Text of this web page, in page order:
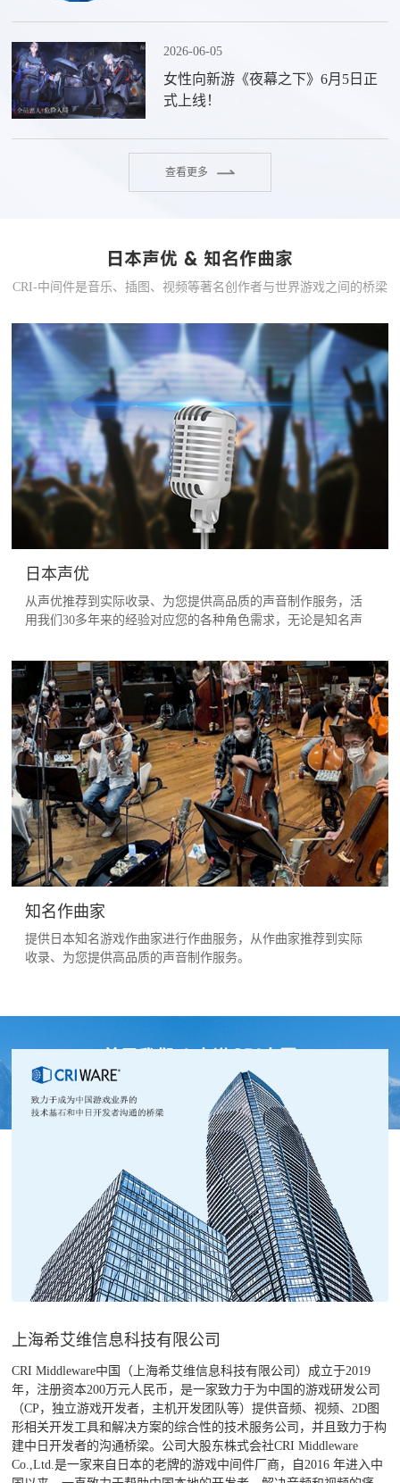
2026-06-05
女性向新游《夜幕之下》6月5日正
式上线！
查看更多
日本声优 & 知名作曲家
CRI-中间件是音乐、插图、视频等著名创作者与世界游戏之间的桥梁
日本声优
从声优推荐到实际收录、为您提供高品质的声音制作服务，活
用我们30多年来的经验对应您的各种角色需求，无论是知名声
知名作曲家
提供日本知名游戏作曲家进行作曲服务，从作曲家推荐到实际
收录、为您提供高品质的声音制作服务。
关于我们 / 走进CRI中国
我们的成绩
上海希艾维信息科技有限公司
CRI Middleware中国（上海希艾维信息科技有限公司）成立于2019
年，注册资本200万元人民币，是一家致力于为中国的游戏研发公司
（CP，独立游戏开发者，主机开发团队等）提供音频、视频、2D图
形相关开发工具和解决方案的综合性的技术服务公司，并且致力于构
建中日开发者的沟通桥梁。公司大股东株式会社CRI Middleware
Co.,Ltd.是一家来自日本的老牌的游戏中间件厂商，自2016 年进入中